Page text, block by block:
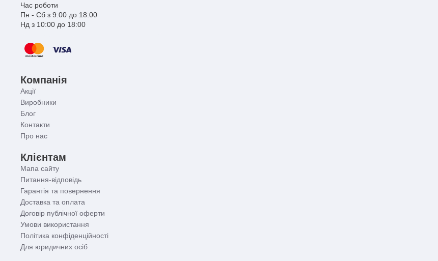
Час роботи
Пн - Сб з 9:00 до 18:00
Нд з 10:00 до 18:00
Компанія
Акції
Виробники
Блог
Контакти
Про нас
Клієнтам
Мапа сайту
Питання-відповідь
Гарантія та повернення
Доставка та оплата
Договір публічної оферти
Умови використання
Політика конфіденційності
Для юридичних осіб